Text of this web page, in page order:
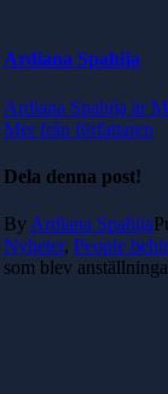
Ardiana Spahija
Ardiana Spahija är
Mer från författaren
Dela denna post!
By Ardiana Spahija
Nyheter, People
som blev